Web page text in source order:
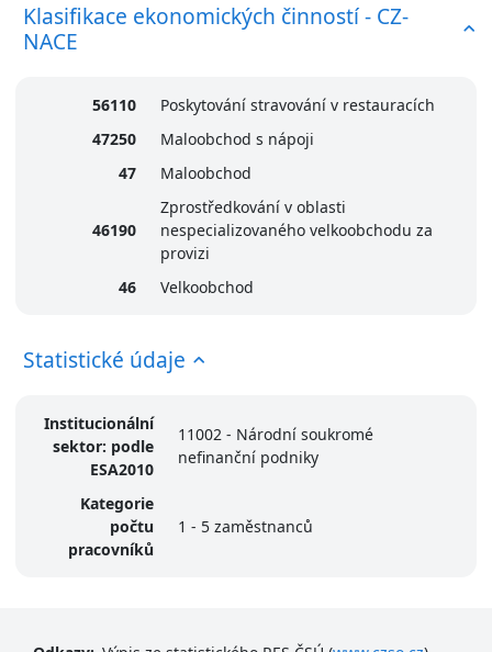
Klasifikace ekonomických činností - CZ-
NACE
56110
Poskytování stravování v restauracích
47250
Maloobchod s nápoji
47
Maloobchod
46190
Zprostředkování v oblasti
nespecializovaného velkoobchodu za
provizi
46
Velkoobchod
Statistické údaje
Institucionální
sektor: podle
ESA2010
11002 - Národní soukromé
nefinanční podniky
Kategorie
počtu
pracovníků
1 - 5 zaměstnanců